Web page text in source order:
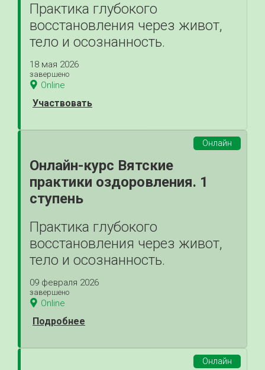
Практика глубокого
восстановления через живот,
тело и осознанность.
18 мая 2026
завершено
Online
Участвовать
Онлайн-курс Вятские
практики оздоровления. 1
ступень
Практика глубокого
восстановления через живот,
тело и осознанность.
09 февраля 2026
завершено
Online
Подробнее
Онлайн
Онлайн